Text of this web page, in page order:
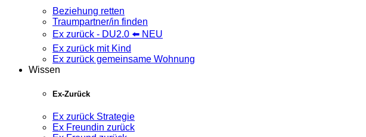
Beziehung retten
Traumpartner/in finden
Ex zurück - DU2.0 ⬅️ NEU
Ex zurück mit Kind
Ex zurück gemeinsame Wohnung
Wissen
Ex-Zurück
Ex zurück Strategie
Ex Freundin zurück